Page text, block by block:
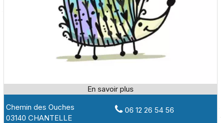
Chemin des Ouches
03140 CHANTELLE
06 12 26 54 56